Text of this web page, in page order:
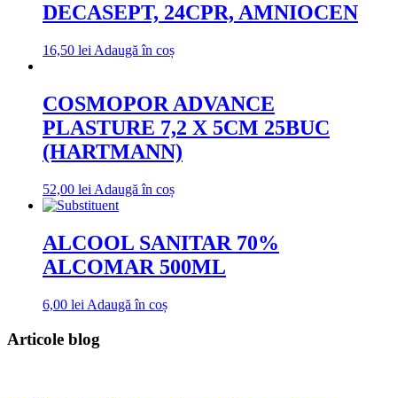
DECASEPT, 24CPR, AMNIOCEN
16,50 lei Adaugă în coș
COSMOPOR ADVANCE
PLASTURE 7,2 X 5CM 25BUC
(HARTMANN)
52,00 lei Adaugă în coș
ALCOOL SANITAR 70%
ALCOMAR 500ML
6,00 lei Adaugă în coș
Articole blog